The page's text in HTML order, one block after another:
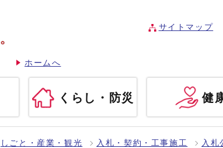
ホームへ
サイトマップ
くらし・防災 健
しごと・産業・観光 入札・契約・工事施工 入札